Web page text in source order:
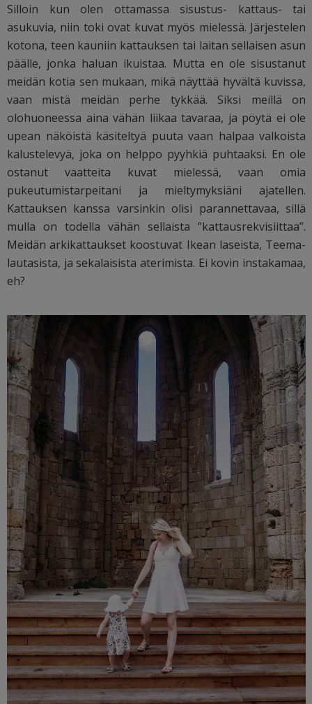
Silloin kun olen ottamassa sisustus- kattaus- tai
asukuvia, niin toki ovat kuvat myös mielessä. Järjestelen
kotona, teen kauniin kattauksen tai laitan sellaisen asun
päälle, jonka haluan ikuistaa. Mutta en ole sisustanut
meidän kotia sen mukaan, mikä näyttää hyvältä kuvissa,
vaan mistä meidän perhe tykkää. Siksi meillä on
olohuoneessa aina vähän liikaa tavaraa, ja pöytä ei ole
upean näköistä käsiteltyä puuta vaan halpaa valkoista
kalustelevyä, joka on helppo pyyhkiä puhtaaksi. En ole
ostanut vaatteita kuvat mielessä, vaan omia
pukeutumistarpeitani ja mieltymyksiäni ajatellen.
Kattauksen kanssa varsinkin olisi parannettavaa, sillä
mulla on todella vähän sellaista ”kattausrekvisiittaa”.
Meidän arkikattaukset koostuvat Ikean laseista, Teema-
lautasista, ja sekalaisista aterimista. Ei kovin instakamaa,
eh?